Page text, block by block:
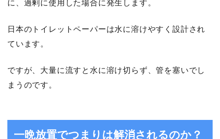
に、過剰に使用した場合に発生します。
日本のトイレットペーパーは水に溶けやすく設計され
ています。
ですが、大量に流すと水に溶け切らず、管を塞いでし
まうのです。
一晩放置でつまりは解消されるのか？